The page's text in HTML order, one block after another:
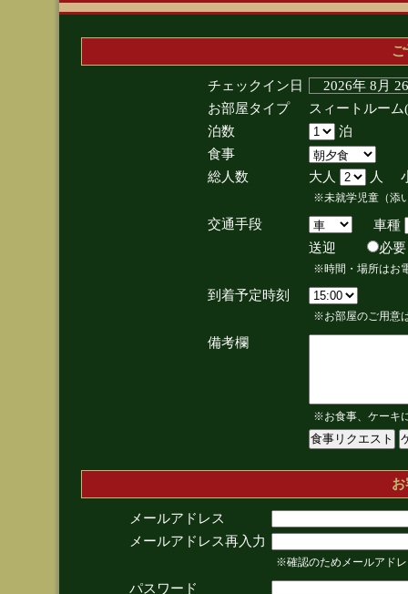
チェックイン日
2026年 8月
お部屋タイプ
スィートルー
泊数
泊
食事
総人数
大人 人
※未就学児童（添
交通手段
車種
送迎
※時間・場所はお
到着予定時刻
※お部屋のご用意
備考欄
※お食事、ケーキ
メールアドレス
メールアドレス再入力
※確認のためメールアド
パスワード